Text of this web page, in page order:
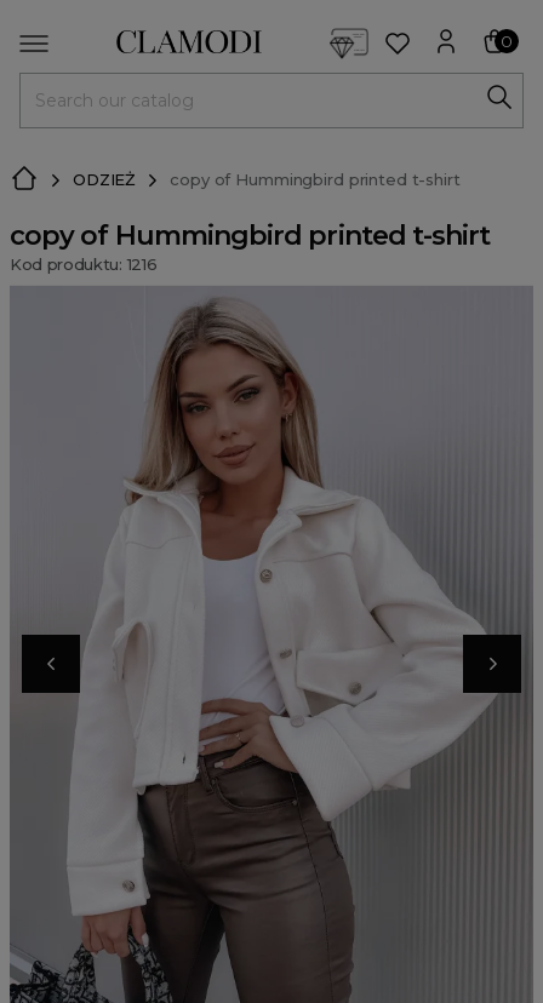
0
ODZIEŻ copy of Hummingbird printed t-shirt
copy of Hummingbird printed t-shirt
Kod produktu: 1216